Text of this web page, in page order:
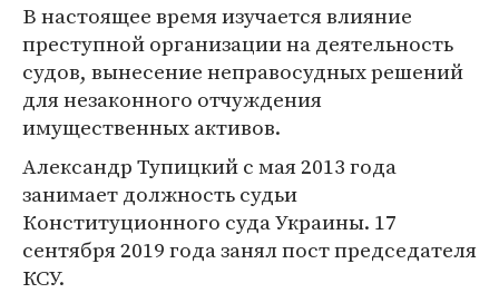
В настоящее время изучается влияние
преступной организации на деятельность
судов, вынесение неправосудных решений
для незаконного отчуждения
имущественных активов.
Александр Тупицкий с мая 2013 года
занимает должность судьи
Конституционного суда Украины. 17
сентября 2019 года занял пост председателя
КСУ.